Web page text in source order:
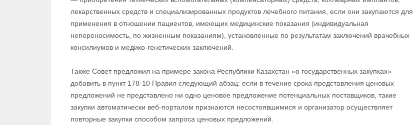
лекарственных средств и специализированных продуктов лечебного питания, если они закупаются для
применения в отношении пациентов, имеющих медицинские показания (индивидуальная
непереносимость, по жизненным показаниям), установленные по результатам заключений врачебных
консилиумов и медико-генетических заключений.
Также Совет предложил на примере закона Республики Казахстан «о государственных закупках»
добавить в пункт 178-10 Правил следующий абзац: если в течение срока представления ценовых
предложений не представлено ни одно ценовое предложение потенциальных поставщиков, такие
закупки автоматически веб-порталом признаются несостоявшимися и организатор осуществляет
повторные закупки способом запроса ценовых предложений.